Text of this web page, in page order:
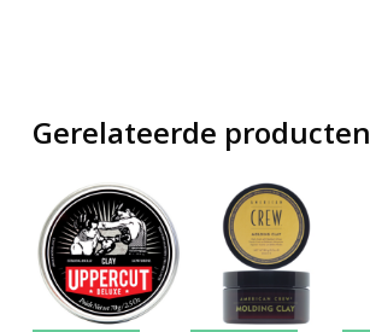
Gerelateerde producten